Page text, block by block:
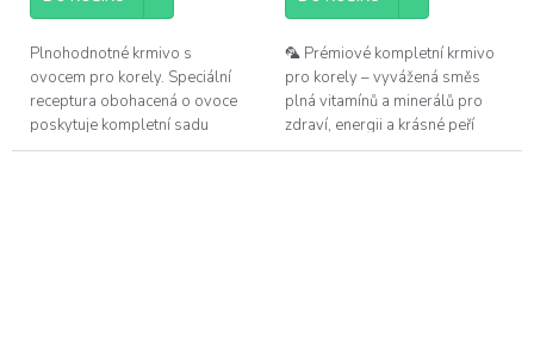
Plnohodnotné krmivo s
ovocem pro korely. Speciální
receptura obohacená o ovoce
poskytuje kompletní sadu
základních živin a minerálů.
🦜 Prémiové kompletní krmivo
pro korely – vyvážená směs
plná vitamínů a minerálů pro
zdraví, energii a krásné peří
vašich papoušků.